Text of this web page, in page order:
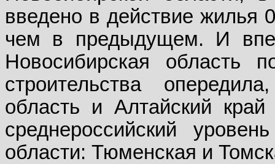
введено в действие жилья
чем в предыдущем. И
Новосибирская область
строительства
область и Алтайский
среднероссийский
области: Тюменская и